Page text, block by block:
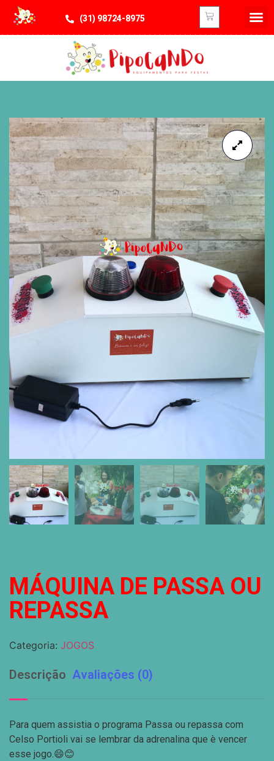
(31) 98724-8975
MÁQUINA DE PASSA OU
REPASSA
Categoria: JOGOS
Descrição Avaliações (0)
Para quem assistia o programa Passa ou repassa com
Celso Portioli vai se lembrar da adrenalina que è vencer
esse jogo.😄😊